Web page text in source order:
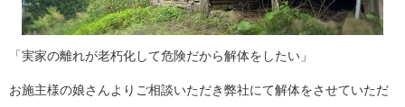
「実家の離れが老朽化して危険だから解体をしたい」
お施主様の娘さんよりご相談いただき弊社にて解体をさせていただ